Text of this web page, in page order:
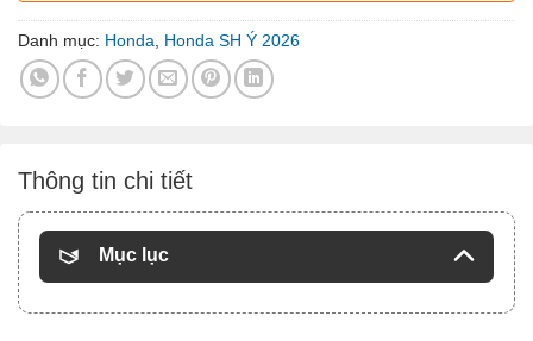
Danh mục: Honda, Honda SH Ý 2026
Thông tin chi tiết
Mục lục